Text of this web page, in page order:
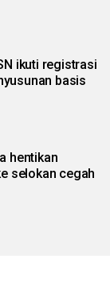
ikuti registrasi
basis
hentikan
selokan cegah